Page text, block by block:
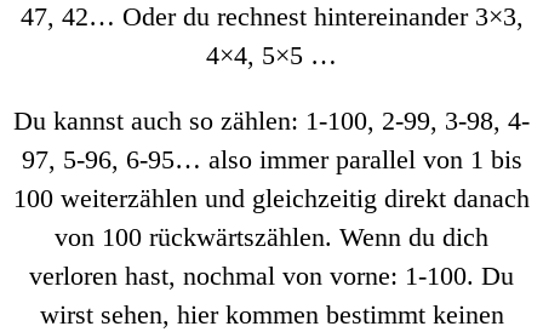
47, 42… Oder du rechnest hintereinander 3×3,
4×4, 5×5 …
Du kannst auch so zählen: 1-100, 2-99, 3-98, 4-
97, 5-96, 6-95… also immer parallel von 1 bis
100 weiterzählen und gleichzeitig direkt danach
von 100 rückwärtszählen. Wenn du dich
verloren hast, nochmal von vorne: 1-100. Du
wirst sehen, hier kommen bestimmt keinen